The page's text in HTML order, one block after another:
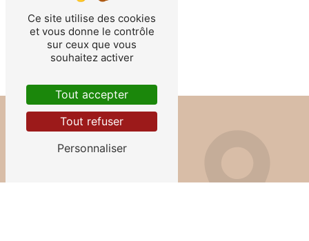
Ce site utilise des cookies
et vous donne le contrôle
sur ceux que vous
souhaitez activer
Tout accepter
Tout refuser
Personnaliser